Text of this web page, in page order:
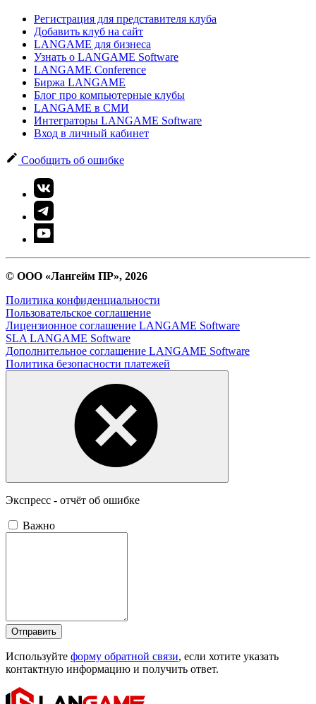
Регистрация для представителя клуба
Добавить клуб на сайт
LANGAME для бизнеса
Узнать о LANGAME Software
LANGAME Conference
Биржа LANGAME
Блог про компьютерные клубы
LANGAME в СМИ
Интеграторы LANGAME Software
Вход в личный кабинет
Сообщить об ошибке
© ООО «Лангейм ПР», 2026
Политика конфиденциальности
Пользовательское соглашение
Лицензионное соглашение LANGAME Software
SLA LANGAME Software
Дополнительное соглашение LANGAME Software
Политика безопасности платежей
Экспресс - отчёт об ошибке
Важно
Отправить
Используйте форму обратной связи, если хотите указать
контактную информацию и получить ответ.